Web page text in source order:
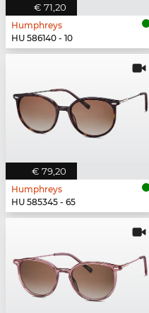
€ 71,20
Humphreys
HU 586140 - 10
€ 79,20
Humphreys
HU 585345 - 65